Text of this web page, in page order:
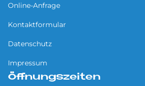
Online-Anfrage
Kontaktformular
Datenschutz
Impressum
Öffnungszeiten